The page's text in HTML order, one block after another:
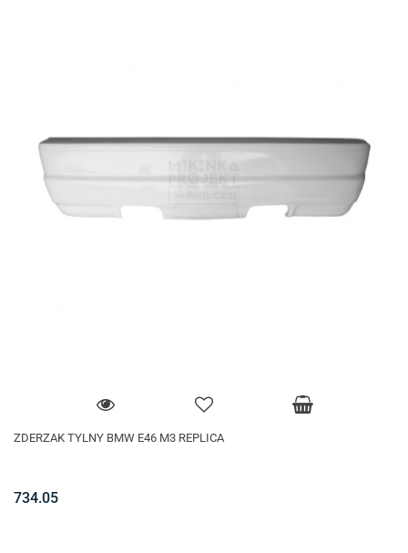
ZDERZAK TYLNY BMW E46 M3 REPLICA
734.05